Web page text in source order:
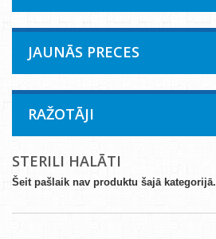
JAUNĀS PRECES
RAŽOTĀJI
STERILI HALĀTI
Šeit pašlaik nav produktu šajā kategorijā.